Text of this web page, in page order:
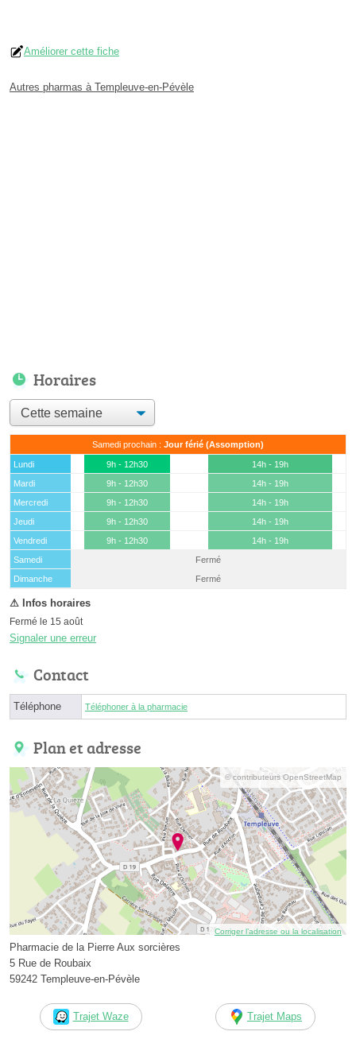
Améliorer cette fiche
Autres pharmas à Templeuve-en-Pévèle
Horaires
Samedi prochain : Jour férié (Assomption)
Lundi 9h - 12h30
14h - 19h
Mardi
9h - 12h30
14h - 19h
Mercredi
9h - 12h30
14h - 19h
Jeudi
9h - 12h30
14h - 19h
Vendredi
9h - 12h30
14h - 19h
Samedi
(15 août)
Fermé
Dimanche
Fermé
Fermé le 15 août
Signaler une erreur
Contact
Téléphone Téléphoner à la pharmacie
Plan et adresse
© contributeurs OpenStreetMap
Corriger l’adresse ou la localisation
Pharmacie de la Pierre Aux sorcières
5 Rue de Roubaix
59242 Templeuve-en-Pévèle
Trajet Waze Trajet Maps